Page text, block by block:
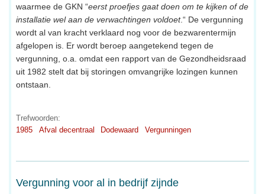
waarmee de GKN “eerst proefjes gaat doen om te kijken of de
installatie wel aan de verwachtingen voldoet.“ De vergunning
wordt al van kracht verklaard nog voor de bezwarentermijn
afgelopen is. Er wordt beroep aangetekend tegen de
vergunning, o.a. omdat een rapport van de Gezondheidsraad
uit 1982 stelt dat bij storingen omvangrijke lozingen kunnen
ontstaan.
Trefwoorden:
1985
Afval decentraal Dodewaard Vergunningen
Vergunning voor al in bedrijf zijnde